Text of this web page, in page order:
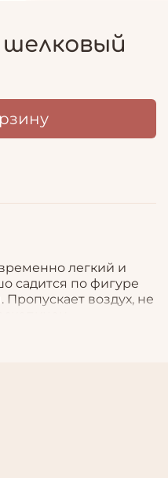
шелковый
легкий и
садится по фигуре
Пропускает воздух, не